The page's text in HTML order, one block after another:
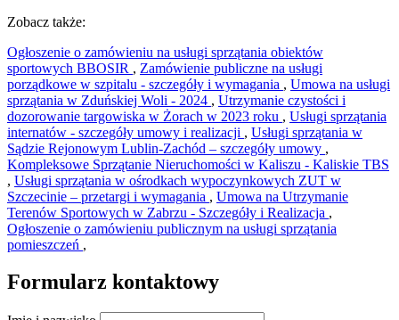
Zobacz także:
Ogłoszenie o zamówieniu na usługi sprzątania obiektów
sportowych BBOSIR , Zamówienie publiczne na usługi
porządkowe w szpitalu - szczegóły i wymagania , Umowa na usługi
sprzątania w Zduńskiej Woli - 2024 , Utrzymanie czystości i
dozorowanie targowiska w Żorach w 2023 roku , Usługi sprzątania
internatów - szczegóły umowy i realizacji , Usługi sprzątania w
Sądzie Rejonowym Lublin-Zachód – szczegóły umowy ,
Kompleksowe Sprzątanie Nieruchomości w Kaliszu - Kaliskie TBS
, Usługi sprzątania w ośrodkach wypoczynkowych ZUT w
Szczecinie – przetargi i wymagania , Umowa na Utrzymanie
Terenów Sportowych w Zabrzu - Szczegóły i Realizacja ,
Ogłoszenie o zamówieniu publicznym na usługi sprzątania
pomieszczeń ,
Formularz kontaktowy